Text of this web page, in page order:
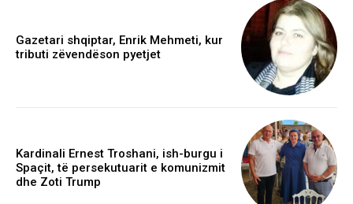
Gazetari shqiptar, Enrik Mehmeti, kur
tributi zëvendëson pyetjet
Kardinali Ernest Troshani, ish-burgu i
Spaçit, të persekutuarit e komunizmit
dhe Zoti Trump